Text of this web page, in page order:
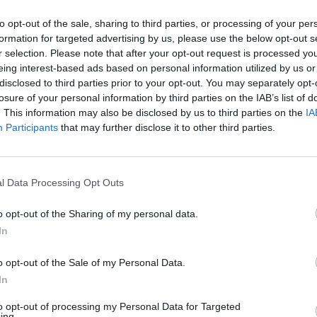
opt-out of the sale, sharing to third parties, or processing of your
for targeted advertising by us, please use the below opt-out
selection. Please note that after your opt-out request is processed
interest-based ads based on personal information utilized by us
to third parties prior to your opt-out. You may separately
of your personal information by third parties on the IAB’s list of
This information may also be disclosed by us to third parties on the
Participants that may further disclose it to other third parties.
Data Processing Opt Outs
opt-out of the Sharing of my personal data.
opt-out of the Sale of my Personal Data.
opt-out of processing my Personal Data for Targeted
desde la prensa y sobre todo su muerte no han
y sin fe este hombre bueno ha logrado decirnos
con generosidad y a manos llenas, aun a costa de
como dicen por la capital del Imperio, hablará de
el buen sentido de la palabra Bueno, y para todos
el imperio del corazón, y con letras de oro,
en Paz!